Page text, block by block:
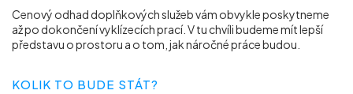
Cenový odhad doplňkových služeb vám obvykle poskytneme
až po dokončení vyklízecích prací. V tu chvíli budeme mít lepší
představu o prostoru a o tom, jak náročné práce budou.
KOLIK TO BUDE STÁT?